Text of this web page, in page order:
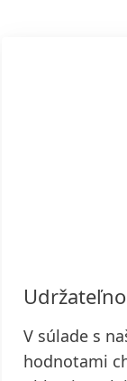
V súlade s
hodnotami